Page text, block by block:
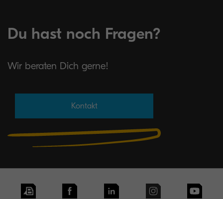
Du hast noch Fragen?
Wir beraten Dich gerne!
Kontakt